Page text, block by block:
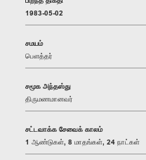
1983-05-02
சமயம்
பௌத்தர்
சமூக அந்தஸ்து
திருமணமானவர்
சட்டவாக்க சேவைக் காலம்
1 ஆண்டுகள், 8 மாதங்கள், 24 நாட்கள்